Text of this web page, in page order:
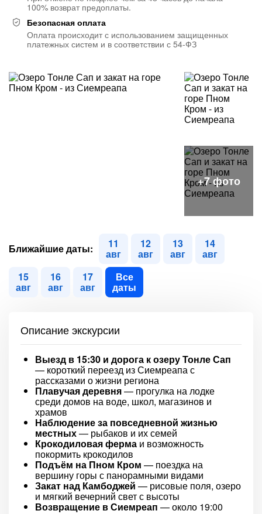
100% возврат предоплаты.
Безопасная оплата
Оплата происходит с использованием защищенных
платежных систем и в соответствии с 54-ФЗ
Ближайшие даты: 11
авг
12
авг
13
авг
14
авг
15
авг
16
авг
17
авг
Все
даты
Описание экскурсии
Выезд в 15:30 и дорога к озеру Тонле Сап
— короткий переезд из Сиемреапа с
рассказами о жизни региона
Плавучая деревня— прогулка на лодке
среди домов на воде, школ, магазинов и
храмов
Наблюдение за повседневной жизнью
местных— рыбаков и их семей
Крокодиловая ферма и возможность
покормить крокодилов
Подъём на Пном Кром — поездка на
вершину горы с панорамными видами
Закат над Камбоджей — рисовые поля, озеро
и мягкий вечерний свет с высоты
Возвращение в Сиемреап — около 19:00